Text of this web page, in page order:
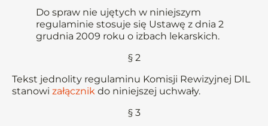
Do spraw nie ujętych w niniejszym
regulaminie stosuje się Ustawę z dnia 2
grudnia 2009 roku o izbach lekarskich.
§ 2
Tekst jednolity regulaminu Komisji Rewizyjnej DIL
stanowi załącznik do niniejszej uchwały.
§ 3